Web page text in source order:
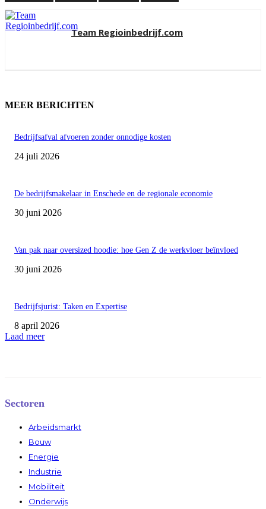
Team Regioinbedrijf.com
MEER BERICHTEN
Bedrijfsafval afvoeren zonder onnodige kosten
24 juli 2026
De bedrijfsmakelaar in Enschede en de regionale economie
30 juni 2026
Van pak naar oversized hoodie: hoe Gen Z de werkvloer beïnvloed
30 juni 2026
Bedrijfsjurist: Taken en Expertise
8 april 2026
Laad meer
Sectoren
Arbeidsmarkt
Bouw
Energie
Industrie
Mobiliteit
Onderwijs